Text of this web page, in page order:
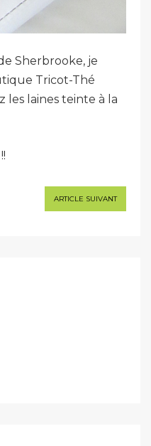
Sherbrooke, je
Tricot-Thé
les laines teinte à la
ARTICLE SUIVANT